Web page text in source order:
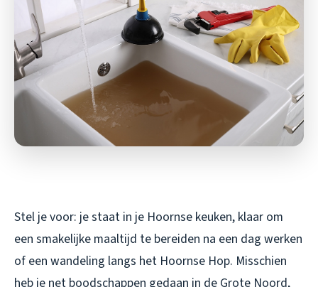
Stel je voor: je staat in je Hoornse keuken, klaar om
een smakelijke maaltijd te bereiden na een dag werken
of een wandeling langs het Hoornse Hop. Misschien
heb je net boodschappen gedaan in de Grote Noord,